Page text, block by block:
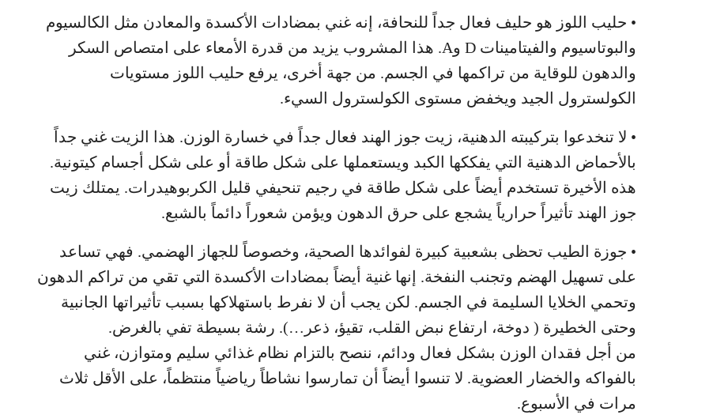
• حليب اللوز هو حليف فعال جداً للنحافة، إنه غني بمضادات الأكسدة والمعادن مثل الكالسيوم
والبوتاسيوم والفيتامينات D وA. هذا المشروب يزيد من قدرة الأمعاء على امتصاص السكر
والدهون للوقاية من تراكمها في الجسم. من جهة أخرى، يرفع حليب اللوز مستويات
الكولسترول الجيد ويخفض مستوى الكولسترول السيء.
• لا تنخدعوا بتركيبته الدهنية، زيت جوز الهند فعال جداً في خسارة الوزن. هذا الزيت غني جداً
بالأحماض الدهنية التي يفككها الكبد ويستعملها على شكل طاقة أو على شكل أجسام كيتونية.
هذه الأخيرة تستخدم أيضاً على شكل طاقة في رجيم تنحيفي قليل الكربوهيدرات. يمتلك زيت
جوز الهند تأثيراً حرارياً يشجع على حرق الدهون ويؤمن شعوراً دائماً بالشبع.
• جوزة الطيب تحظى بشعبية كبيرة لفوائدها الصحية، وخصوصاً للجهاز الهضمي. فهي تساعد
على تسهيل الهضم وتجنب النفخة. إنها غنية أيضاً بمضادات الأكسدة التي تقي من تراكم الدهون
وتحمي الخلايا السليمة في الجسم. لكن يجب أن لا نفرط باستهلاكها بسبب تأثيراتها الجانبية
وحتى الخطيرة ( دوخة، ارتفاع نبض القلب، تقيؤ، ذعر…). رشة بسيطة تفي بالغرض.
من أجل فقدان الوزن بشكل فعال ودائم، ننصح بالتزام نظام غذائي سليم ومتوازن، غني
بالفواكه والخضار العضوية. لا تنسوا أيضاً أن تمارسوا نشاطاً رياضياً منتظماً، على الأقل ثلاث
مرات في الأسبوع.